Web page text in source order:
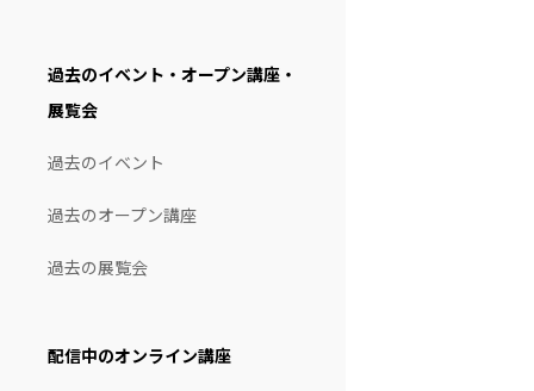
過去のイベント・オープン講座・
展覧会
過去のイベント
過去のオープン講座
過去の展覧会
配信中のオンライン講座